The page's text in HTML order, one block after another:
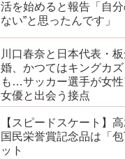
活を始めると報告「自
ない”と思ったんです」
川口春奈と日本代表・
婚、かつてはキングカ
も…サッカー選手が女性
女優と出会う接点
【スピードスケート】
国民栄誉賞記念品は「
ット